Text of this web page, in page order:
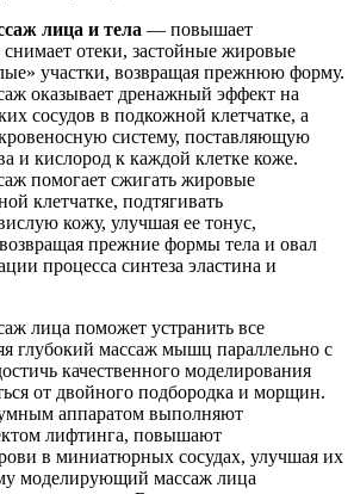
лица и тела — повышает
снимает отеки, застойные жировые
участки, возвращая прежнюю форму.
оказывает дренажный эффект на
сосудов в подкожной клетчатке, а
систему, поставляющую
и кислород к каждой клетке коже.
помогает сжигать жировые
клетчатке, подтягивать
кожу, улучшая ее тонус,
прежние формы тела и овал
процесса синтеза эластина и
лица поможет устранить все
глубокий массаж мышц параллельно с
качественного моделирования
от двойного подбородка и морщин.
аппаратом выполняют
лифтинга, повышают
в миниатюрных сосудах, улучшая их
моделирующий массаж лица